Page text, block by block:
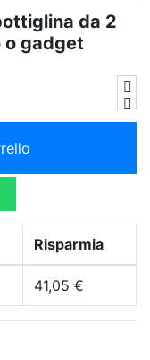
da 2
o gadget
Risparmia
41,05 €